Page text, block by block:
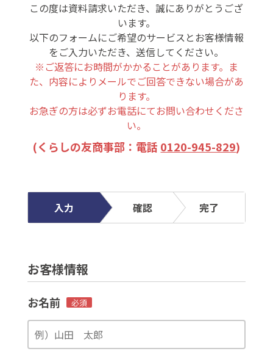
この度は資料請求いただき、誠にありがとうござ
います。
以下のフォームにご希望のサービスとお客様情報
をご入力いただき、送信してください。
※ご返答にお時間がかかることがあります。ま
た、内容によりメールでご回答できない場合があ
ります。
お急ぎの方は必ずお電話にてお問い合わせくださ
い。
(くらしの友商事部：電話 0120-945-829)
入力 確認 完了
お客様情報
お名前 必須